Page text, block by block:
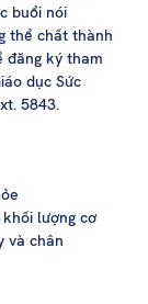
buổi nói
thể chất thành
đăng ký tham
dục Sức
5843.
khối lượng cơ
và chân